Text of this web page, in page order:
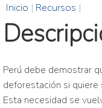
Inicio | Recursos |
Perú debe demostrar
deforestación si quiere
Esta necesidad se